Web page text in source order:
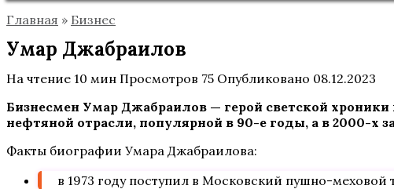
Главная » Бизнес
Умар Джабраилов
На чтение 10 мин Просмотров 75 Опубликовано 08.12.2023
Бизнесмен Умар Джабраилов — герой светской
нефтяной отрасли, популярной в 90-е годы, а в 2000-х
Факты биографии Умара Джабраилова:
в 1973 году поступил в Московский пушно-меховой